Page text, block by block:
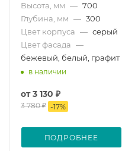
Высота, мм — 700
Глубина, мм — 300
Цвет корпуса — серый
Цвет фасада —
бежевый, белый, графит
в наличии
от3 130 ₽
3 780 ₽ -17%
ПОДРОБНЕЕ